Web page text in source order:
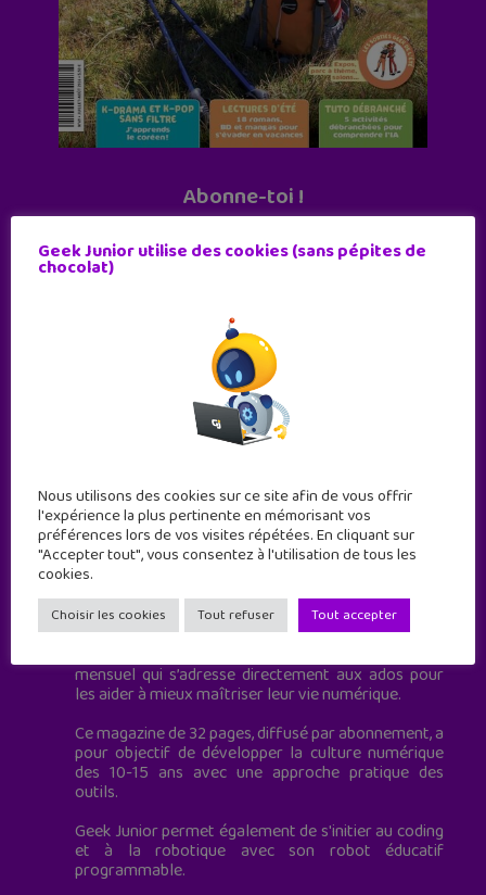
Abonne-toi !
Geek Junior est le premier site de culture numérique
à destination des adolescents.
mensuel qui s’adresse directement aux ados pour
les aider à mieux maîtriser leur vie numérique.
Ce magazine de 32 pages, diffusé par abonnement, a
pour objectif de développer la culture numérique
des 10-15 ans avec une approche pratique des
outils.
Geek Junior permet également de s'initier au coding
et à la robotique avec son robot éducatif
programmable.
Geek Junior utilise des cookies (sans pépites de
chocolat)
Nous utilisons des cookies sur ce site afin de vous offrir
l'expérience la plus pertinente en mémorisant vos
préférences lors de vos visites répétées. En cliquant sur
"Accepter tout", vous consentez à l'utilisation de tous les
cookies.
Choisir les cookies Tout refuser Tout accepter